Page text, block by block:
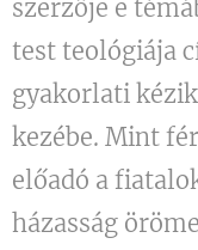
szerzője e
test teológiája
gyakorlati
kezébe. Mint
előadó a
házasság